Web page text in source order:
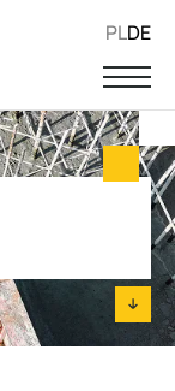
PLDE